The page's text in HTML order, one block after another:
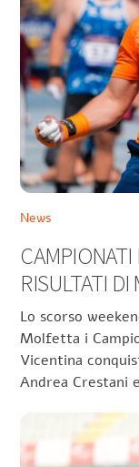
News
CAMPIONATI
RISULTATI
Lo scorso
Molfetta i
Vicentina
Andrea Crestani